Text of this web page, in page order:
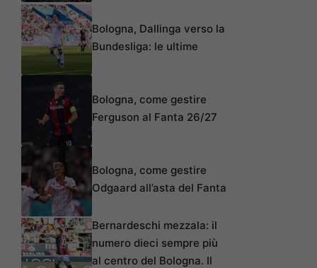
Bologna, Dallinga verso la
Bundesliga: le ultime
Bologna, come gestire
Ferguson al Fanta 26/27
Bologna, come gestire
Odgaard all’asta del Fanta
Bernardeschi mezzala: il
numero dieci sempre più
al centro del Bologna. Il